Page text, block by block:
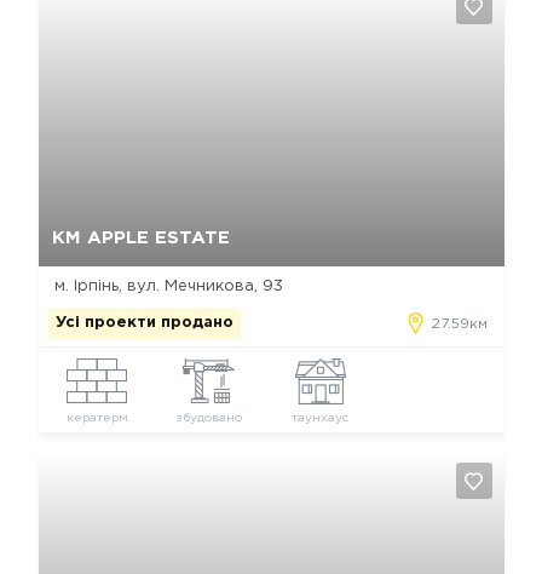
КМ APPLE ЕSTATE
м. Ірпінь, вул. Мечникова, 93
Усі проекти продано 27.59км
кератерм збудовано таунхаус